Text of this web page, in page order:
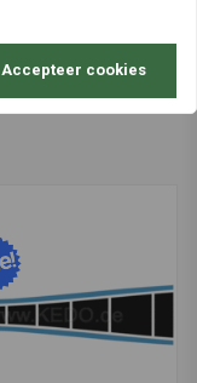
Accepteer cookies